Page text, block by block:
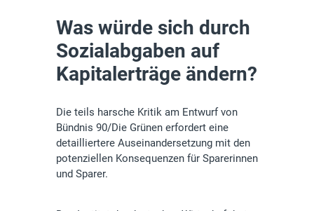
Was würde sich durch
Sozialabgaben auf
Kapitalerträge ändern?
Die teils harsche Kritik am Entwurf von
Bündnis 90/Die Grünen erfordert eine
detailliertere Auseinandersetzung mit den
potenziellen Konsequenzen für Sparerinnen
und Sparer.